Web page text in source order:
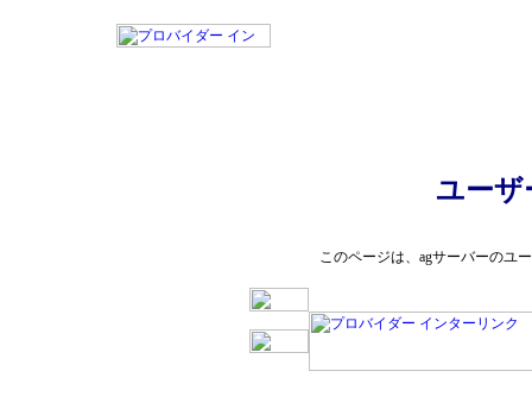
ユーザ
このページは、agサーバーのユ